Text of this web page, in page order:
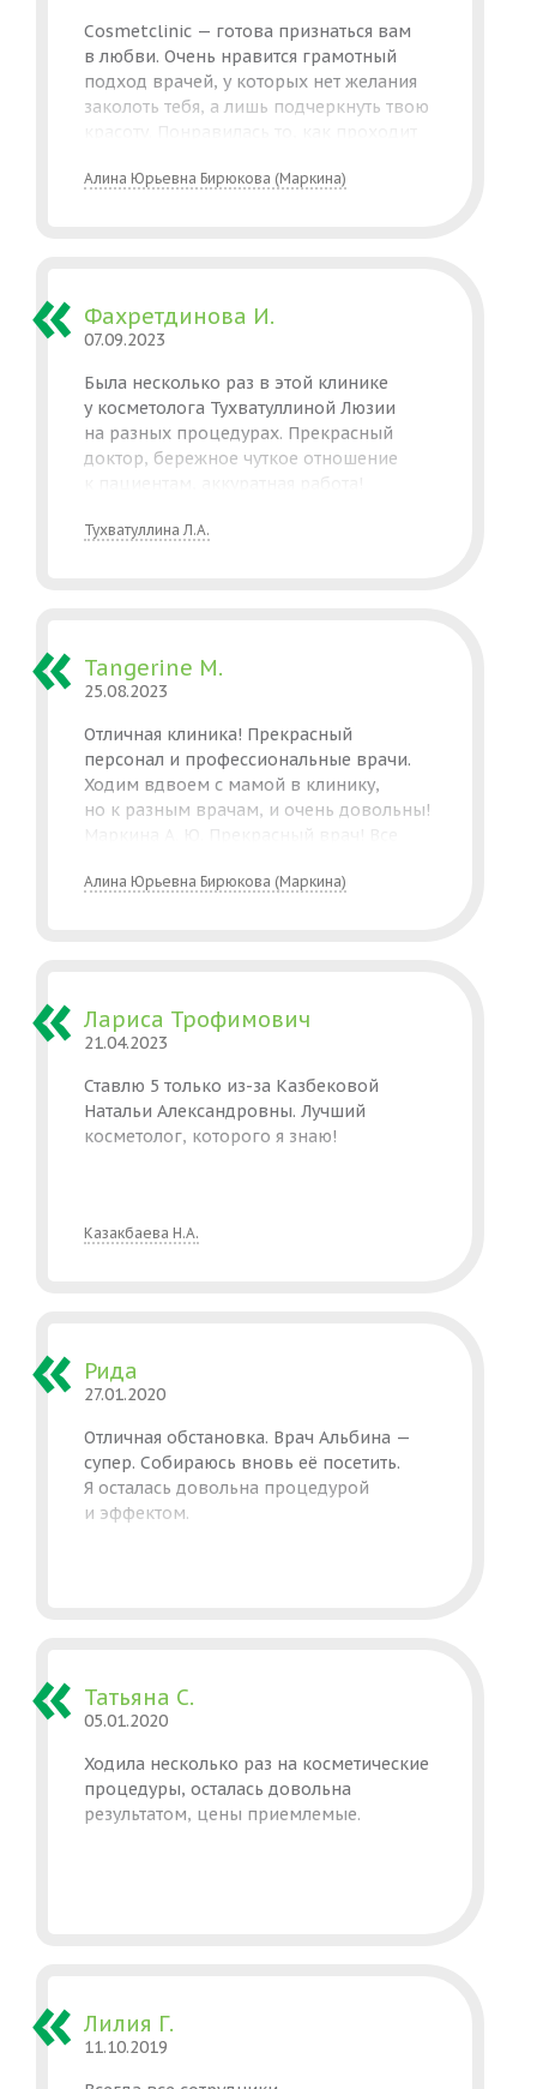
Cosmetclinic — готова признаться вам
в любви. Очень нравится грамотный
подход врачей, у которых нет желания
заколоть тебя, а лишь подчеркнуть твою
красоту. Понравилась то, как проходит
конечно больно, но эффективно) Также
мероприятием — свадьбой и это был
однозначно лучший выбор. Ведь
украшение женщины. Также отдельное
спасибо руководство за акции, которые
вы проводите, делая косметологию
доступной для многих!
Алина Юрьевна Бирюкова (Маркина)
Фахретдинова И.
07.09.2023
Была несколько раз в этой клинике
у косметолога Тухватуллиной Люзии
на разных процедурах. Прекрасный
доктор, бережное чуткое отношение
к пациентам, аккуратная работа!
лишнего не предлагает, все по делу.
рекомендую эту клинику!
Тухватуллина Л.А.
Tangerine M.
25.08.2023
Отличная клиника! Прекрасный
персонал и профессиональные врачи.
Ходим вдвоем с мамой в клинику,
но к разным врачам, и очень довольны!
Маркина А. Ю. Прекрасный врач! Все
и понятно. После процедур не остаётся
Алина Юрьевна Бирюкова (Маркина)
Лариса Трофимович
21.04.2023
Ставлю 5 только из-за Казбековой
Натальи Александровны. Лучший
косметолог, которого я знаю!
Казакбаева Н.А.
Рида
27.01.2020
Отличная обстановка. Врач Альбина —
супер. Собираюсь вновь её посетить.
Я осталась довольна процедурой
и эффектом.
Татьяна С.
05.01.2020
Ходила несколько раз на косметические
процедуры, осталась довольна
результатом, цены приемлемые.
Лилия Г.
11.10.2019